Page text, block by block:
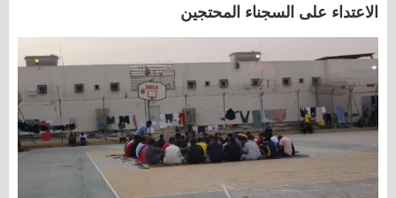
الاعتداء على السجناء المحتجين